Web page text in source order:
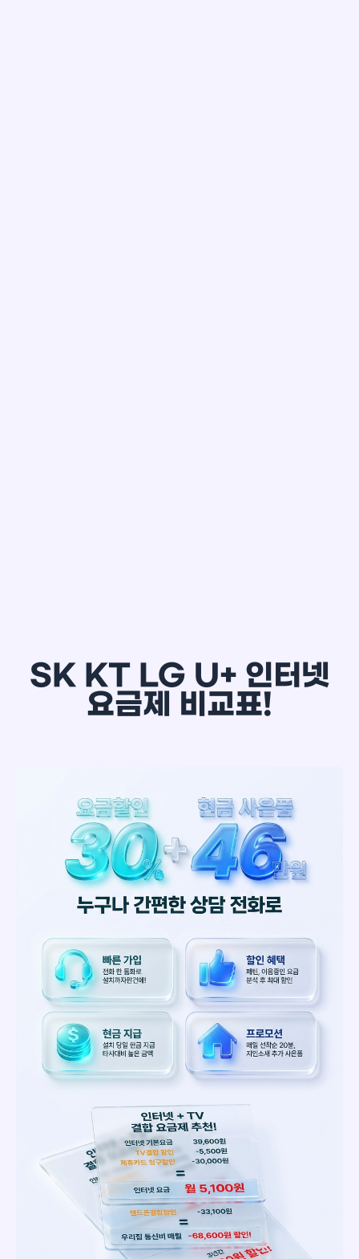
SK KT LG U+ 인터넷
요금제 비교표!